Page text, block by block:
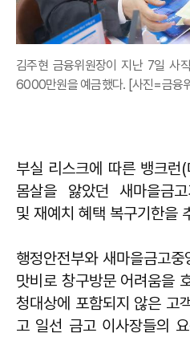
김주현 금융위원장이 지난 7일 사
6000만원을 예금했다. [사진=금융
부실 리스크에 따른 뱅크런
몸살을 앓았던 새마을금
및 재예치 혜택 복구기한을
행정안전부와 새마을금고
맛비로 창구방문 어려움을
청대상에 포함되지 않은 고
고 일선 금고 이사장들의